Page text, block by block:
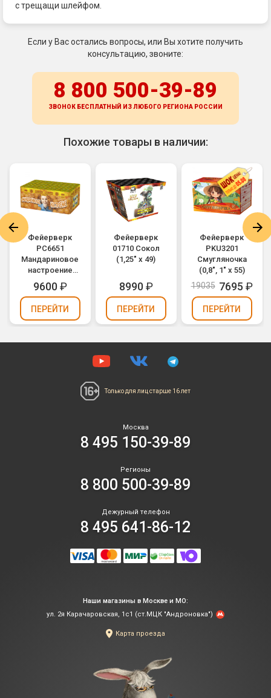
с трещащи шлейфом.
Если у Вас остались вопросы, или Вы хотите получить
консультацию, звоните:
8 800 500-39-89
ЗВОНОК БЕСПЛАТНЫЙ ИЗ ЛЮБОГО РЕГИОНА РОССИИ
Похожие товары в наличии:
Фейерверк
РС6651
Мандариновое
настроение
(0,8" х 100)
9600₽
ПЕРЕЙТИ
Фейерверк
01710 Сокол
(1,25" х 49)
8990₽
ПЕРЕЙТИ
Фейерверк
PKU3201
Смугляночка
(0,8", 1" х 55)
19035 7695 ₽
ПЕРЕЙТИ
Только для лиц старше 16 лет
Москва
8 495 150-39-89
Регионы
8 800 500-39-89
Дежурный телефон
8 495 641-86-12
Наши магазины в Москве и МО:
ул. 2я Карачаровская, 1с1 (ст.МЦК "Андроновка")
Карта проезда